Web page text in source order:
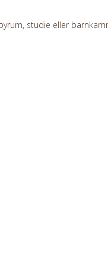
studie eller